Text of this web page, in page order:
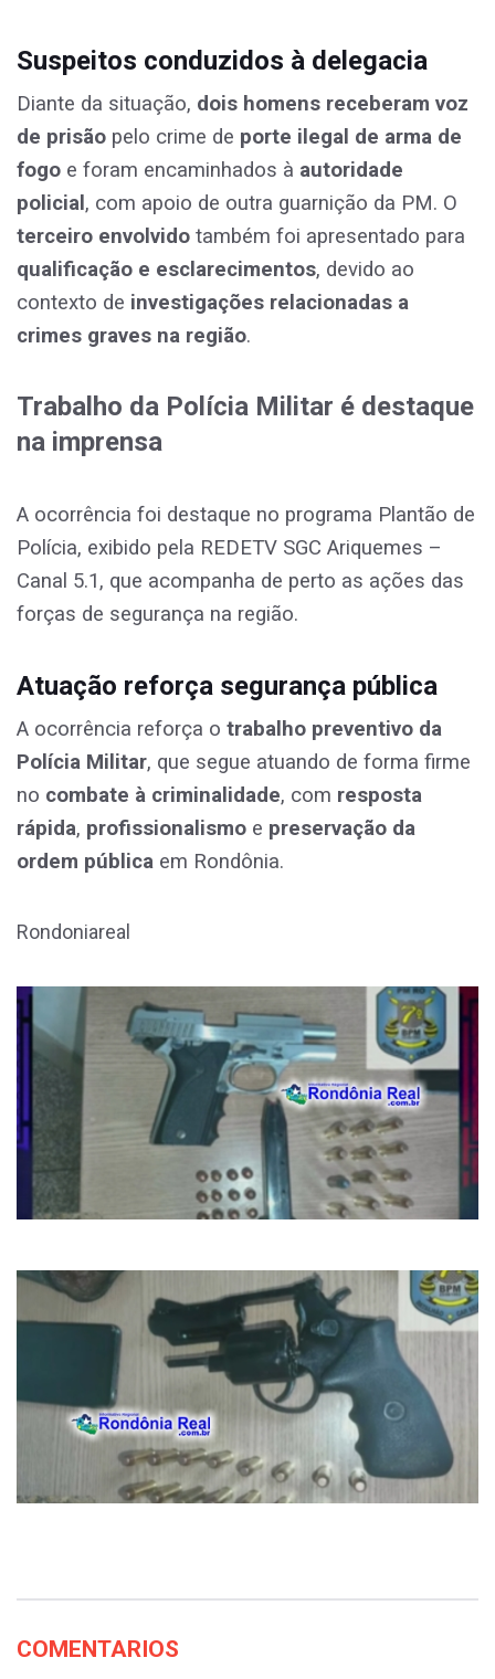
Suspeitos conduzidos à delegacia
Diante da situação, dois homens receberam voz
de prisão pelo crime de porte ilegal de arma de
fogo e foram encaminhados à autoridade
policial , com apoio de outra guarnição da PM. O
terceiro envolvido também foi apresentado para
qualificação e esclarecimentos, devido ao
contexto de investigações relacionadas a
crimes graves na região.
Trabalho da Polícia Militar é destaque
na imprensa
A ocorrência foi destaque no programa Plantão de
Polícia, exibido pela REDETV SGC Ariquemes –
Canal 5.1, que acompanha de perto as ações das
forças de segurança na região.
Atuação reforça segurança pública
A ocorrência reforça o trabalho preventivo da
Polícia Militar, que segue atuando de forma firme
no combate à criminalidade, com resposta
rápida, profissionalismo e preservação da
ordem pública em Rondônia.
Rondoniareal
COMENTARIOS